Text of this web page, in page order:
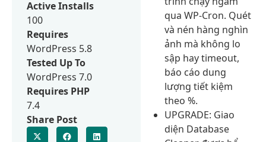
qua WP-Cron. Quét
và nén hàng nghìn
ảnh mà không lo
sập hay timeout,
báo cáo dung
lượng tiết kiệm
theo %.
UPGRADE: Giao
diện Database
Active Installs
100
Requires
WordPress 5.8
Tested Up To
WordPress 7.0
Requires PHP
7.4
Share Post